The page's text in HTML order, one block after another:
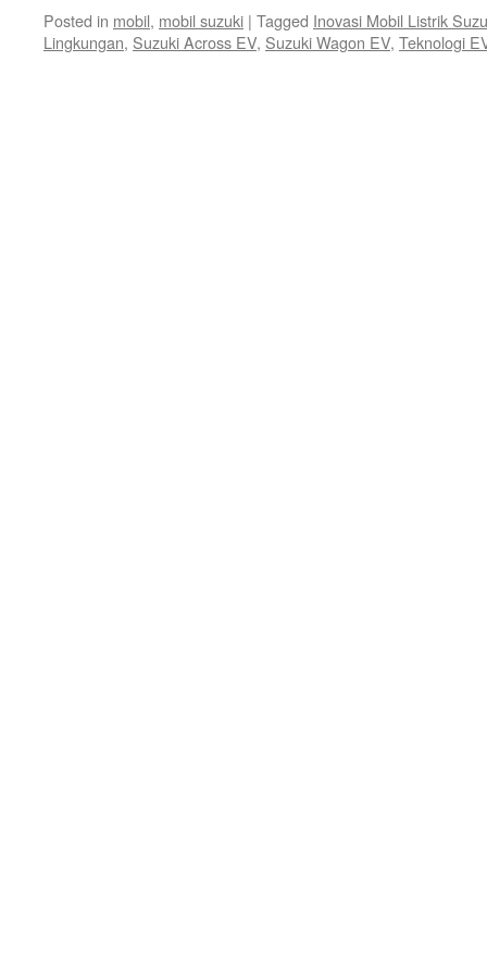
Posted in mobil, mobil suzuki | Tagged Inovasi Mobil Listrik
Lingkungan, Suzuki Across EV, Suzuki Wagon EV, Teknologi